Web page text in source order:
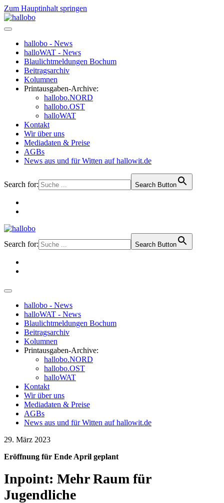
Zum Hauptinhalt springen
hallobo - News
halloWAT - News
Blaulichtmeldungen Bochum
Beitragsarchiv
Kolumnen
Printausgaben-Archive:
hallobo.NORD
hallobo.OST
halloWAT
Kontakt
Wir über uns
Mediadaten & Preise
AGBs
News aus und für Witten auf hallowit.de
Search for: Search Button
Search for: Search Button
hallobo - News
halloWAT - News
Blaulichtmeldungen Bochum
Beitragsarchiv
Kolumnen
Printausgaben-Archive:
hallobo.NORD
hallobo.OST
halloWAT
Kontakt
Wir über uns
Mediadaten & Preise
AGBs
News aus und für Witten auf hallowit.de
29. März 2023
Eröffnung für Ende April geplant
Inpoint: Mehr Raum für
Jugendliche